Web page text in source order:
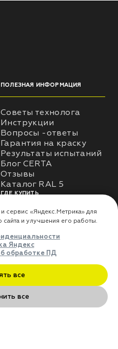
ПОЛЕЗНАЯ ИНФОРМАЦИЯ
Советы технолога
Инструкции
Вопросы -ответы
Гарантия на краску
Результаты испытаний
Блог CERTA
Отзывы
Каталог RAL 5
ГДЕ КУПИТЬ
Доставка
Где купить